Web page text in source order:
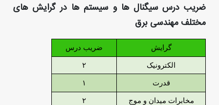
ضریب درس سیگنال ها و سیستم ها در گرایش های
مختلف مهندسی برق
گرایش ضریب درس
الکترونیک ۲
قدرت ۱
مخابرات میدان و موج ۲